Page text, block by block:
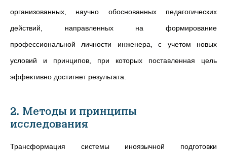
организованных, научно обоснованных педагогических
действий, направленных на формирование
профессиональной личности инженера, с учетом новых
условий и принципов, при которых поставленная цель
эффективно достигнет результата.
2. Методы и принципы
исследования
Трансформация системы иноязычной подготовки